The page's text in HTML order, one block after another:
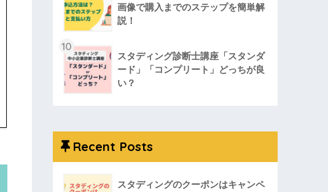
画像で購入までのステップを簡単解
説！
10
スタディング診断士講座「スタンダ
ード」「コンプリート」どっちが良
い？
Recent Posts
スタディングのクーポンはキャンペ